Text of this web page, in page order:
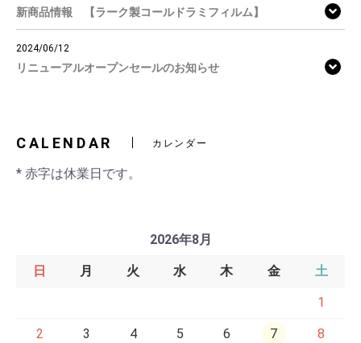
新商品情報 【ラーク製コールドラミフィルム】
2024/06/12
リニューアルオープンセールのお知らせ
CALENDAR カレンダー
* 赤字は休業日です。
2026年8月
日 月 火 水 木 金 土
1
2 3 4 5 6 7 8